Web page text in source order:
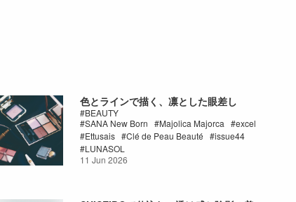
色とラインで描く、凛とした眼差し
BEAUTY
SANA New Born
Majolica Majorca
excel
Ettusais
Clé de Peau Beauté
issue44
LUNASOL
11 Jun 2026